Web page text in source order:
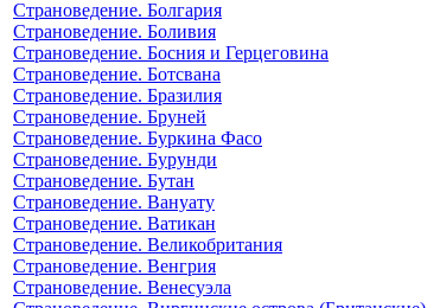
Страноведение. Болгария
Страноведение. Боливия
Страноведение. Босния и Герцеговина
Страноведение. Ботсвана
Страноведение. Бразилия
Страноведение. Бруней
Страноведение. Буркина Фасо
Страноведение. Бурунди
Страноведение. Бутан
Страноведение. Вануату
Страноведение. Ватикан
Страноведение. Великобритания
Страноведение. Венгрия
Страноведение. Венесуэла